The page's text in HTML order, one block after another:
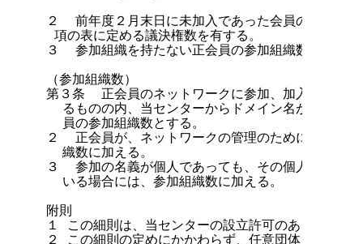
２  前年度２月末日に未加入であった会員の議決権
項の表に定める議決権数を有する。
３  参加組織を持たない正会員の参加組織数は、０
（参加組織数）
第３条  正会員のネットワークに参加、加入あるい
るものの内、当センターからドメイン名が割り当
  員の参加組織数とする。
２  正会員が、ネットワークの管理のために使用す
  織数に加える。
３  参加の名義が個人であっても、その個人に当セ
  いる場合には、参加組織数に加える。
附則
１ この細則は、当センターの設立許可のあった日か
２ この細則の定めにかかわらず、任意団体日本ネッ